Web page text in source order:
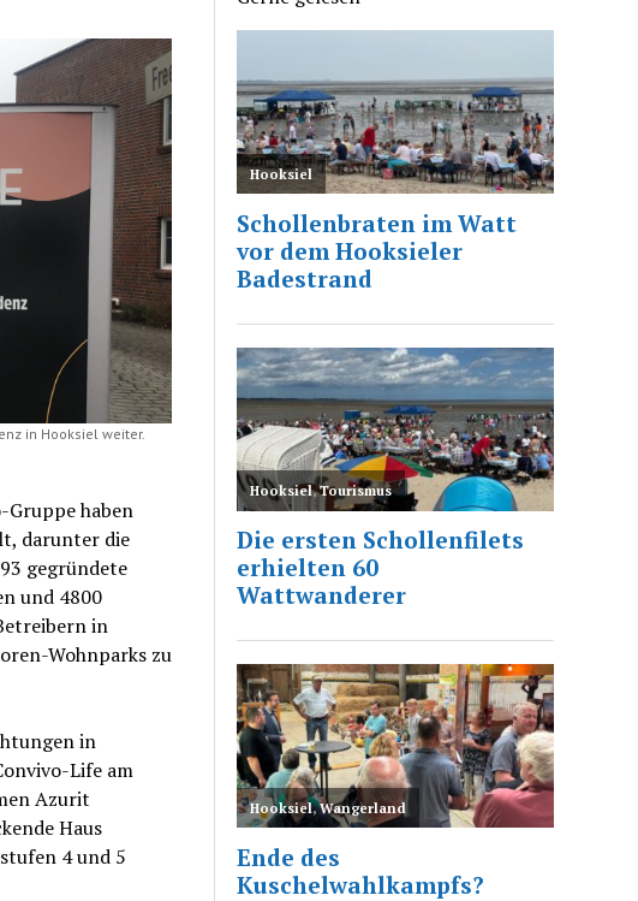
in Hooksiel weiter.
Gruppe haben
darunter die
gegründete
und 4800
in
Wohnparks zu
in
Life am
Azurit
Haus
4 und 5